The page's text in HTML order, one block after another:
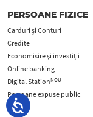
PERSOANE FIZICE
Carduri şi Conturi
Credite
Economisire și investiții
Online banking
Digital StationNOU
Persoane expuse public